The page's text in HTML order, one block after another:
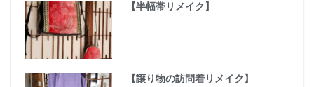
【半幅帯リメイク】
【譲り物の訪問着リメイク】